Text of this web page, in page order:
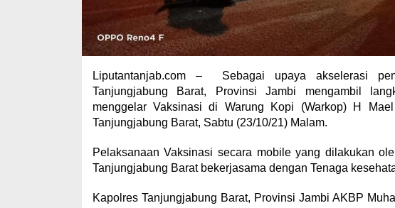
Liputantanjab.com – Sebagai upaya akselerasi
Tanjungjabung Barat, Provinsi Jambi mengambil
menggelar Vaksinasi di Warung Kopi (Warkop) H
Tanjungjabung Barat, Sabtu (23/10/21) Malam.
Pelaksanaan Vaksinasi secara mobile yang dilakukan
Tanjungjabung Barat bekerjasama dengan Tenaga
Kapolres Tanjungjabung Barat, Provinsi Jambi AKBP